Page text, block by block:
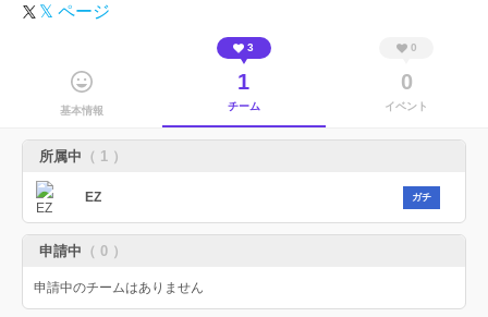
𝕏 ページ
基本情報
3
1
チーム
0
0
イベント
所属中 （ 1 ）
EZ ガチ
申請中 （ 0 ）
申請中のチームはありません